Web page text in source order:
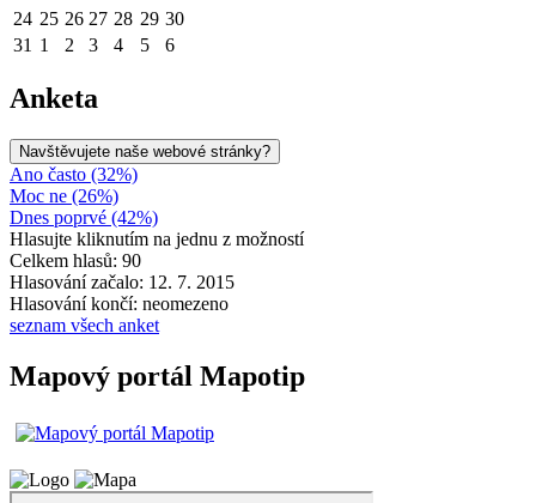
24 25 26 27 28 29 30
31 1 2 3 4 5 6
Anketa
Navštěvujete naše webové stránky?
Ano často (32%)
Moc ne (26%)
Dnes poprvé (42%)
Hlasujte kliknutím na jednu z možností
Celkem hlasů: 90
Hlasování začalo: 12. 7. 2015
Hlasování končí: neomezeno
seznam všech anket
Mapový portál Mapotip